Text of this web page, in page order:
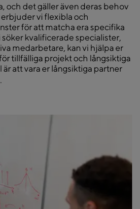
och det gäller även deras behov
vi flexibla och
för att matcha era specifika
kvalificerade specialister,
medarbetare, kan vi hjälpa er
tillfälliga projekt och långsiktiga
är att vara er långsiktiga partner
.